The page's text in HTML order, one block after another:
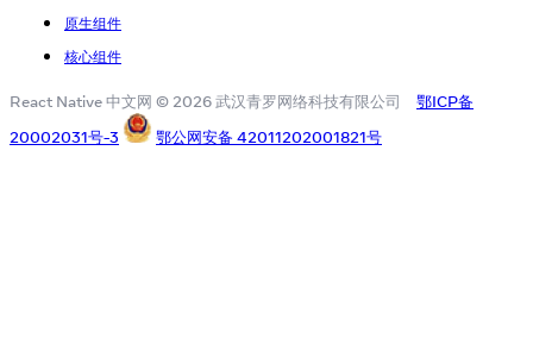
原生组件
核心组件
React Native 中文网 © 2026 武汉青罗网络科技有限公司
鄂ICP备
20002031号-3
鄂公网安备 42011202001821号